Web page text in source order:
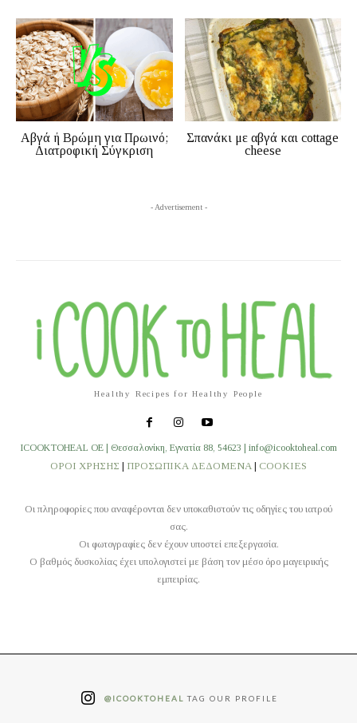
Αβγά ή Βρώμη για Πρωινό;
Διατροφική Σύγκριση
Σπανάκι με αβγά και cottage
cheese
- Advertisement -
Healthy Recipes for Healthy People
ICOOKTOHEAL OE | Θεσσαλονίκη, Εγνατία 88, 54623 | info@icooktoheal.com
ΟΡΟΙ ΧΡΗΣΗΣ | ΠΡΟΣΩΠΙΚΑ ΔΕΔΟΜΕΝΑ | COOKIES
Οι πληροφορίες που αναφέρονται δεν υποκαθιστούν τις οδηγίες του ιατρού
σας.
Οι φωτογραφίες δεν έχουν υποστεί επεξεργασία.
O βαθμός δυσκολίας έχει υπολογιστεί με βάση τον μέσο όρο μαγειρικής
εμπειρίας.
@ICOOKTOHEAL TAG OUR PROFILE